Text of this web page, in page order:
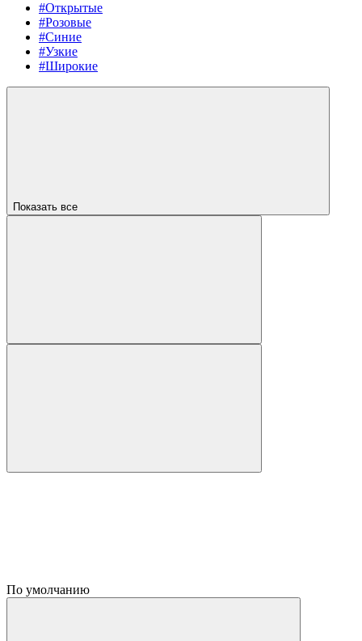
#Открытые
#Розовые
#Синие
#Узкие
#Широкие
Показать все
По умолчанию